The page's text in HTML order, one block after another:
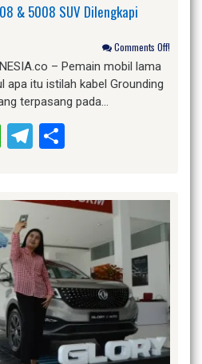
& 5008 SUV Dilengkapi
Comments Off!
– Pemain mobil lama
apa itu istilah kabel Grounding
terpasang pada…
WhatsApp
Telegram